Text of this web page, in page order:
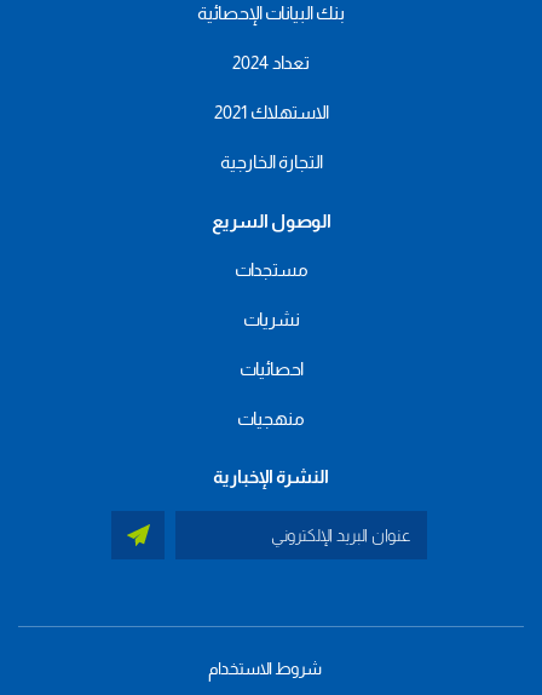
بنك البيانات الإحصائية
تعداد 2024
الاستهلاك 2021
التجارة الخارجية
الوصول السريع
مستجدات
نشريات
احصائيات
منهجيات
النشرة الإخبارية
شروط الاستخدام